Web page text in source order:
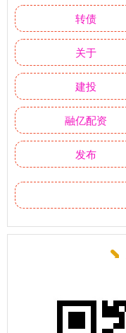
转债
关于
建投
融亿配资
发布